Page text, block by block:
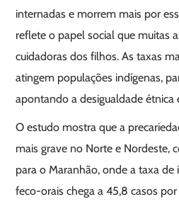
internadas e morrem mais por
reflete o papel social que muitas
cuidadoras dos filhos. As taxas
atingem populações indígenas,
apontando a desigualdade étnica
O estudo mostra que a
mais grave no Norte e Nordeste,
para o Maranhão, onde a taxa de
feco-orais chega a 45,8 casos